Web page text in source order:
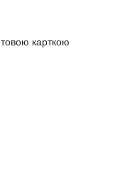
карткою